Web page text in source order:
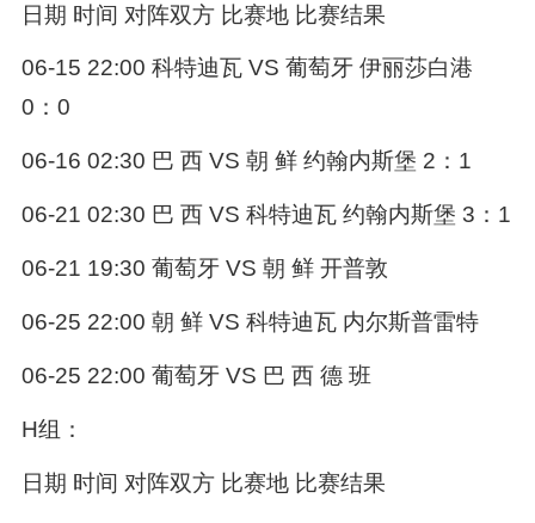
日期 时间 对阵双方 比赛地 比赛结果
06-15 22:00 科特迪瓦 VS 葡萄牙 伊丽莎白港
0：0
06-16 02:30 巴 西 VS 朝 鲜 约翰内斯堡 2：1
06-21 02:30 巴 西 VS 科特迪瓦 约翰内斯堡 3：1
06-21 19:30 葡萄牙 VS 朝 鲜 开普敦
06-25 22:00 朝 鲜 VS 科特迪瓦 内尔斯普雷特
06-25 22:00 葡萄牙 VS 巴 西 德 班
H组：
日期 时间 对阵双方 比赛地 比赛结果